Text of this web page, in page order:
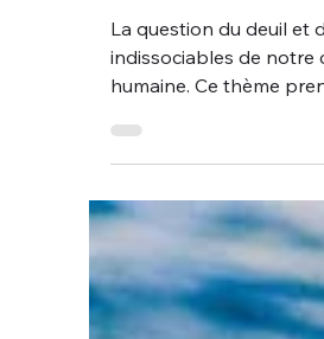
14 avr. 2020 3 min de lecture
Le deuil dans le
La question du deuil et
humaine. Ce thème
particulière dans le